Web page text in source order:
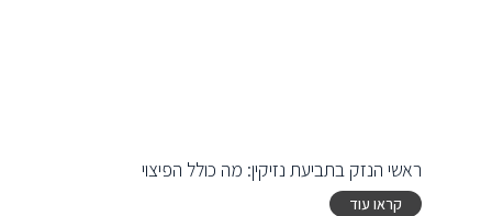
ראשי הנזק בתביעת נזיקין: מה כולל הפיצוי
קראו עוד